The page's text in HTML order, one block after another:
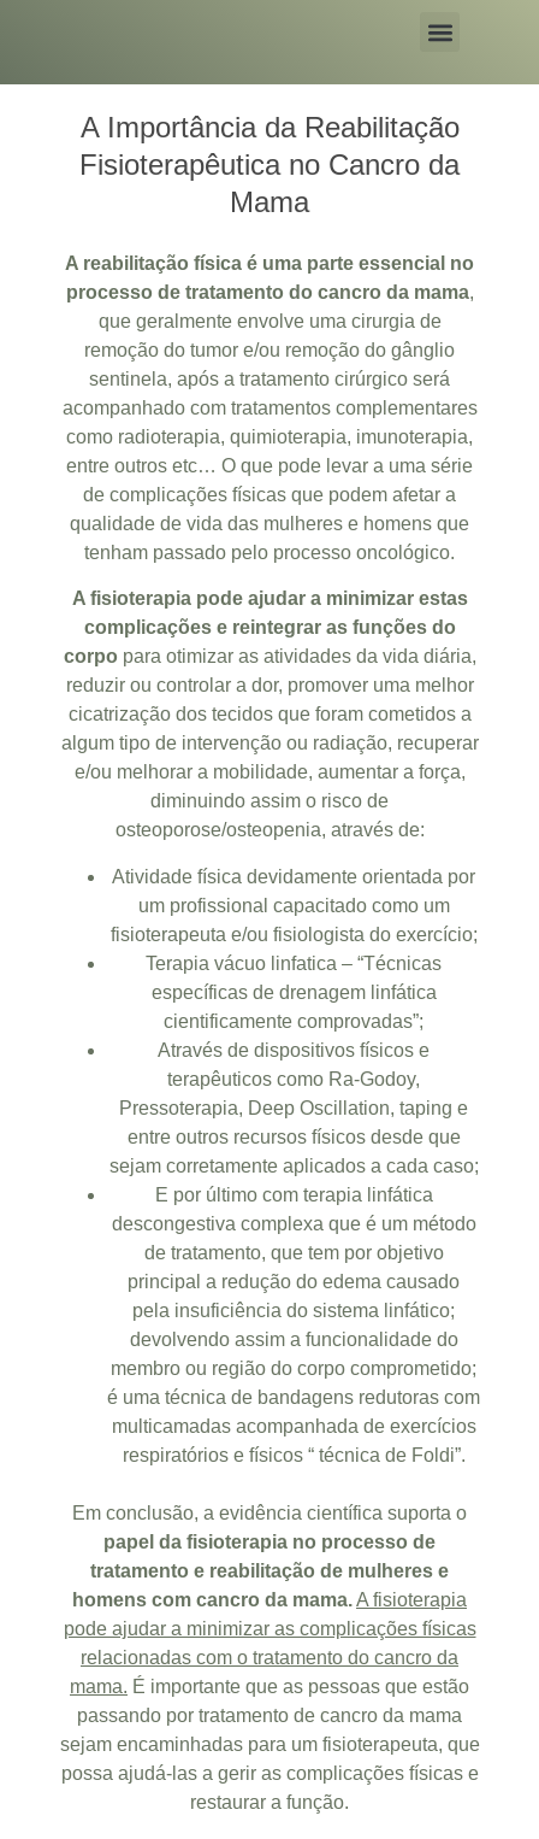
A Importância da Reabilitação
Fisioterapêutica no Cancro da
Mama
A reabilitação física é uma parte essencial no
processo de tratamento do cancro da mama,
que geralmente envolve uma cirurgia de
remoção do tumor e/ou remoção do gânglio
sentinela, após a tratamento cirúrgico será
acompanhado com tratamentos complementares
como radioterapia, quimioterapia, imunoterapia,
entre outros etc… O que pode levar a uma série
de complicações físicas que podem afetar a
qualidade de vida das mulheres e homens que
tenham passado pelo processo oncológico.
A fisioterapia pode ajudar a minimizar estas
complicações e reintegrar as funções do
corpo para otimizar as atividades da vida diária,
reduzir ou controlar a dor, promover uma melhor
cicatrização dos tecidos que foram cometidos a
algum tipo de intervenção ou radiação, recuperar
e/ou melhorar a mobilidade, aumentar a força,
diminuindo assim o risco de
osteoporose/osteopenia, através de:
Atividade física devidamente orientada por
um profissional capacitado como um
fisioterapeuta e/ou fisiologista do exercício;
Terapia vácuo linfatica – “Técnicas
específicas de drenagem linfática
cientificamente comprovadas”;
Através de dispositivos físicos e
terapêuticos como Ra-Godoy,
Pressoterapia, Deep Oscillation, taping e
entre outros recursos físicos desde que
sejam corretamente aplicados a cada caso;
E por último com terapia linfática
descongestiva complexa que é um método
de tratamento, que tem por objetivo
principal a redução do edema causado
pela insuficiência do sistema linfático;
devolvendo assim a funcionalidade do
membro ou região do corpo comprometido;
é uma técnica de bandagens redutoras com
multicamadas acompanhada de exercícios
respiratórios e físicos “ técnica de Foldi”.
Em conclusão, a evidência científica suporta o
papel da fisioterapia no processo de
tratamento e reabilitação de mulheres e
homens com cancro da mama.A fisioterapia
pode ajudar a minimizar as complicações físicas
relacionadas com o tratamento do cancro da
mama. É importante que as pessoas que estão
passando por tratamento de cancro da mama
sejam encaminhadas para um fisioterapeuta, que
possa ajudá-las a gerir as complicações físicas e
restaurar a função.